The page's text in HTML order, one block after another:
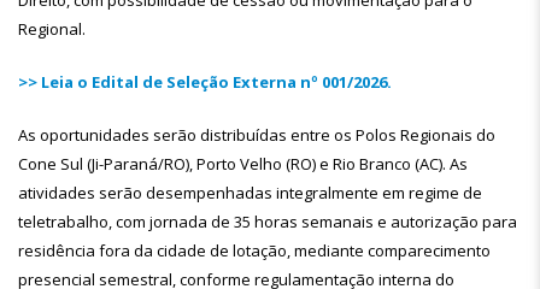
Regional.
>> Leia o Edital de Seleção Externa nº 001/2026.
As oportunidades serão distribuídas entre os Polos Regionais do
Cone Sul (Ji-Paraná/RO), Porto Velho (RO) e Rio Branco (AC). As
atividades serão desempenhadas integralmente em regime de
teletrabalho, com jornada de 35 horas semanais e autorização para
residência fora da cidade de lotação, mediante comparecimento
presencial semestral, conforme regulamentação interna do